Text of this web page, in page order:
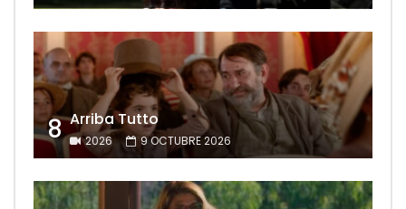
8 Arriba Tutto
2026 9 OCTUBRE 2026